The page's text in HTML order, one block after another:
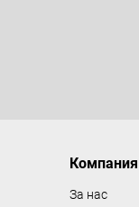
Компания
За нас